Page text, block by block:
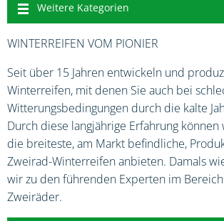
Weitere Kategorien
WINTERREIFEN VOM PIONIER
Seit über 15 Jahren entwickeln und
Winterreifen, mit denen Sie auch bei
Witterungsbedingungen durch die kalte
Durch diese langjährige Erfahrung
die breiteste, am Markt befindliche,
Zweirad-Winterreifen anbieten. Damals
wir zu den führenden Experten im
Zweiräder.